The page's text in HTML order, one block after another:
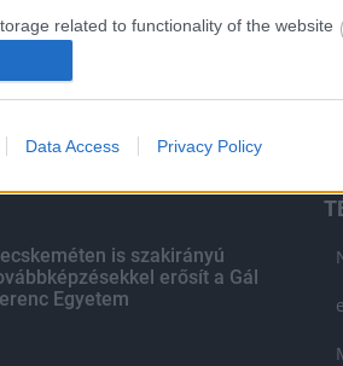
related to functionality of the website
related to personalization.
related to security, including
Data Access Privacy Policy
is szakirányú
erősít a Gál
Egyetem